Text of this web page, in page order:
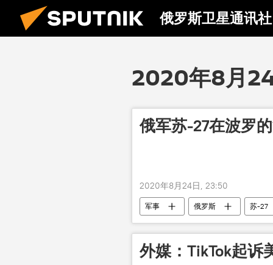
俄罗斯卫星通讯社
2020年8月
俄军苏-27在波罗
2020年8月24日, 23:50
军事 俄罗斯 苏-27
外媒：TikTok起诉